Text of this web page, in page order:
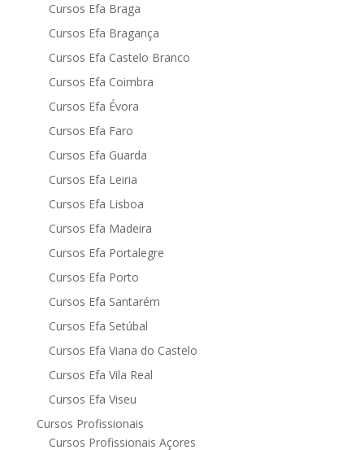
Cursos Efa Braga
Cursos Efa Bragança
Cursos Efa Castelo Branco
Cursos Efa Coimbra
Cursos Efa Évora
Cursos Efa Faro
Cursos Efa Guarda
Cursos Efa Leiria
Cursos Efa Lisboa
Cursos Efa Madeira
Cursos Efa Portalegre
Cursos Efa Porto
Cursos Efa Santarém
Cursos Efa Setúbal
Cursos Efa Viana do Castelo
Cursos Efa Vila Real
Cursos Efa Viseu
Cursos Profissionais
Cursos Profissionais Açores